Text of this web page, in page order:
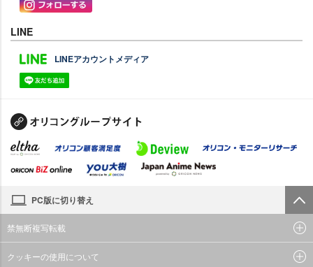
LINE
LINEアカウントメディア
PC版に切り替え
禁無断複写転載
クッキーの使用について